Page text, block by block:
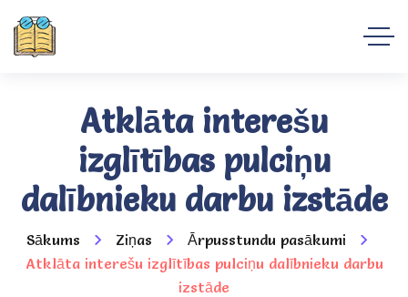
Atklāta interešu
izglītības pulciņu
dalībnieku darbu izstāde
Sākums Ziņas
Ārpusstundu pasākumi
Atklāta interešu izglītības pulciņu dalībnieku darbu
izstāde